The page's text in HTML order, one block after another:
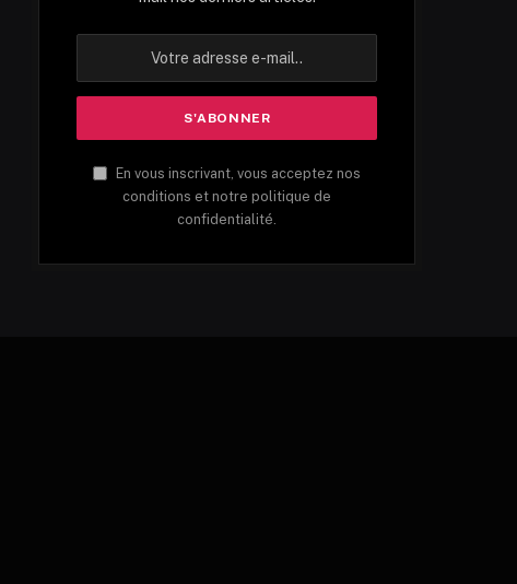
En vous inscrivant, vous acceptez nos
conditions et notre politique de
confidentialité.